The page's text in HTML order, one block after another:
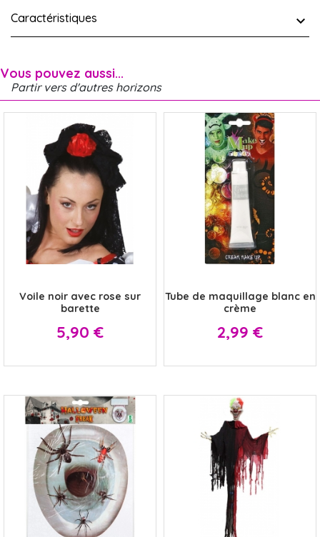
Caractéristiques
Vous pouvez aussi...
Partir vers d'autres horizons
Voile noir avec rose sur
barette
Prix
5,90 €
Tube de maquillage blanc en
crème
Prix
2,99 €